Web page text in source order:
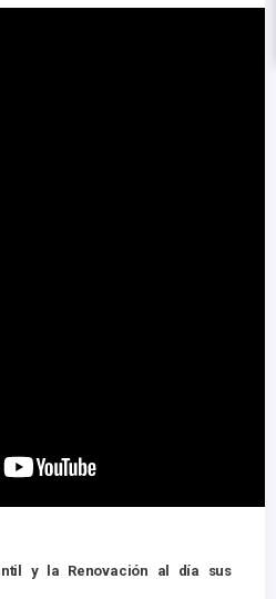
y la Renovación al día sus